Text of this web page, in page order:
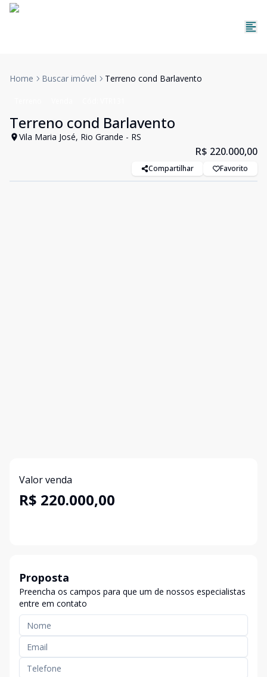
Home Buscar imóvel Terreno cond Barlavento
Terreno cond Barlavento
Vila Maria José, Rio Grande - RS
R$ 220.000,00
Compartilhar Favorito
Valor venda
R$ 220.000,00
Proposta
Preencha os campos para que um de nossos especialistas
entre em contato